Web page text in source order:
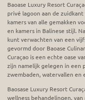
Baoase Luxury Resort
privé lagoon aan de
kamers van alle gemakken
en kamers in Balinese stijl.
kunt verwachten van een
gevormd door Baoase
Curaçao is een echte oase
zijn namelijk gelegen in
zwembaden, watervallen en
Baosase Luxury Resort
wellness behandelingen,